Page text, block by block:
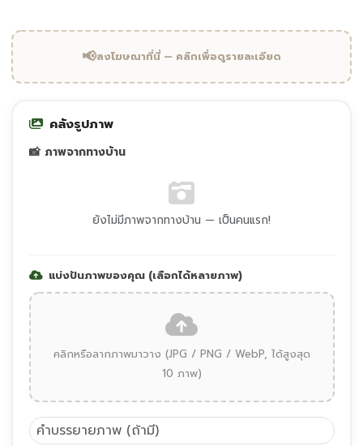
📢ลงโฆษณาที่นี่ — คลิกเพื่อดูรายละเอียด
คลังรูปภาพ
📸 ภาพจากทางบ้าน
ยังไม่มีภาพจากทางบ้าน — เป็นคนแรก!
แบ่งปันภาพของคุณ (เลือกได้หลายภาพ)
คลิกหรือลากภาพมาวาง (JPG / PNG / WebP, ได้สูงสุด
10 ภาพ)